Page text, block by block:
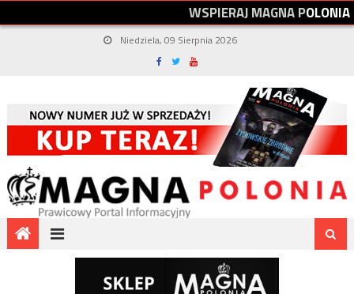
WSPIERAJMAGNAPOLONIA
Niedziela, 09 Sierpnia 2026